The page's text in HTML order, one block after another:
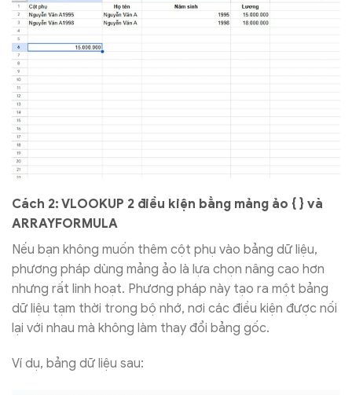
Cách 2: VLOOKUP 2 điều kiện bằng mảng ảo { } và
ARRAYFORMULA
Nếu bạn không muốn thêm cột phụ vào bảng dữ liệu,
phương pháp dùng mảng ảo là lựa chọn nâng cao hơn
nhưng rất linh hoạt. Phương pháp này tạo ra một bảng
dữ liệu tạm thời trong bộ nhớ, nơi các điều kiện được nối
lại với nhau mà không làm thay đổi bảng gốc.
Ví dụ, bảng dữ liệu sau: